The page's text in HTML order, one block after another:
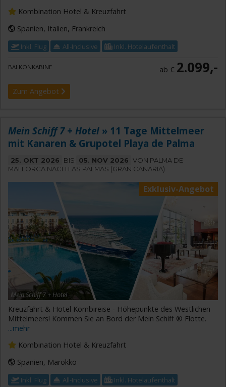
Kombination Hotel & Kreuzfahrt
Spanien, Italien, Frankreich
Inkl. Flug All-Inclusive Inkl. Hotelaufenthalt
BALKONKABINE ab € 2.099,-
Zum Angebot
Mein Schiff 7 + Hotel » 11 Tage Mittelmeer
mit Kanaren & Grupotel Playa de Palma
25. OKT 2026 BIS 05. NOV 2026 VON PALMA DE
MALLORCA NACH LAS PALMAS (GRAN CANARIA)
Exklusiv-Angebot
Mein Schiff 7 + Hotel
Kreuzfahrt & Hotel Kombireise - Höhepunkte des Westlichen
Mittelmeers! Kommen Sie an Bord der Mein Schiff ® Flotte.
...mehr
Kombination Hotel & Kreuzfahrt
Spanien, Marokko
Inkl. Flug All-Inclusive Inkl. Hotelaufenthalt